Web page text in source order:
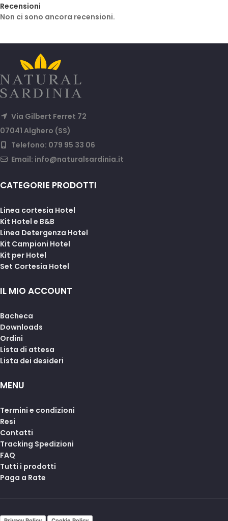
Recensioni
Non ci sono ancora recensioni.
Via Gilbert Ferret 72
07041 Alghero (SS)
Telefono: 079 95 33 06
Email: info@naturalsardinia.it
CATEGORIE PRODOTTI
Linea cortesia Hotel
Kit Hotel e B&B
Linea Detergenza Hotel
Kit Campioni Hotel
Kit per Hotel
Set Cortesia Hotel
IL MIO ACCOUNT
Bacheca
Downloads
Ordini
Lista di attesa
Lista dei desideri
MENU
Termini e condizioni
Resi
Contatti
Tracking Spedizioni
FAQ
Tutti i prodotti
Paga a Rate